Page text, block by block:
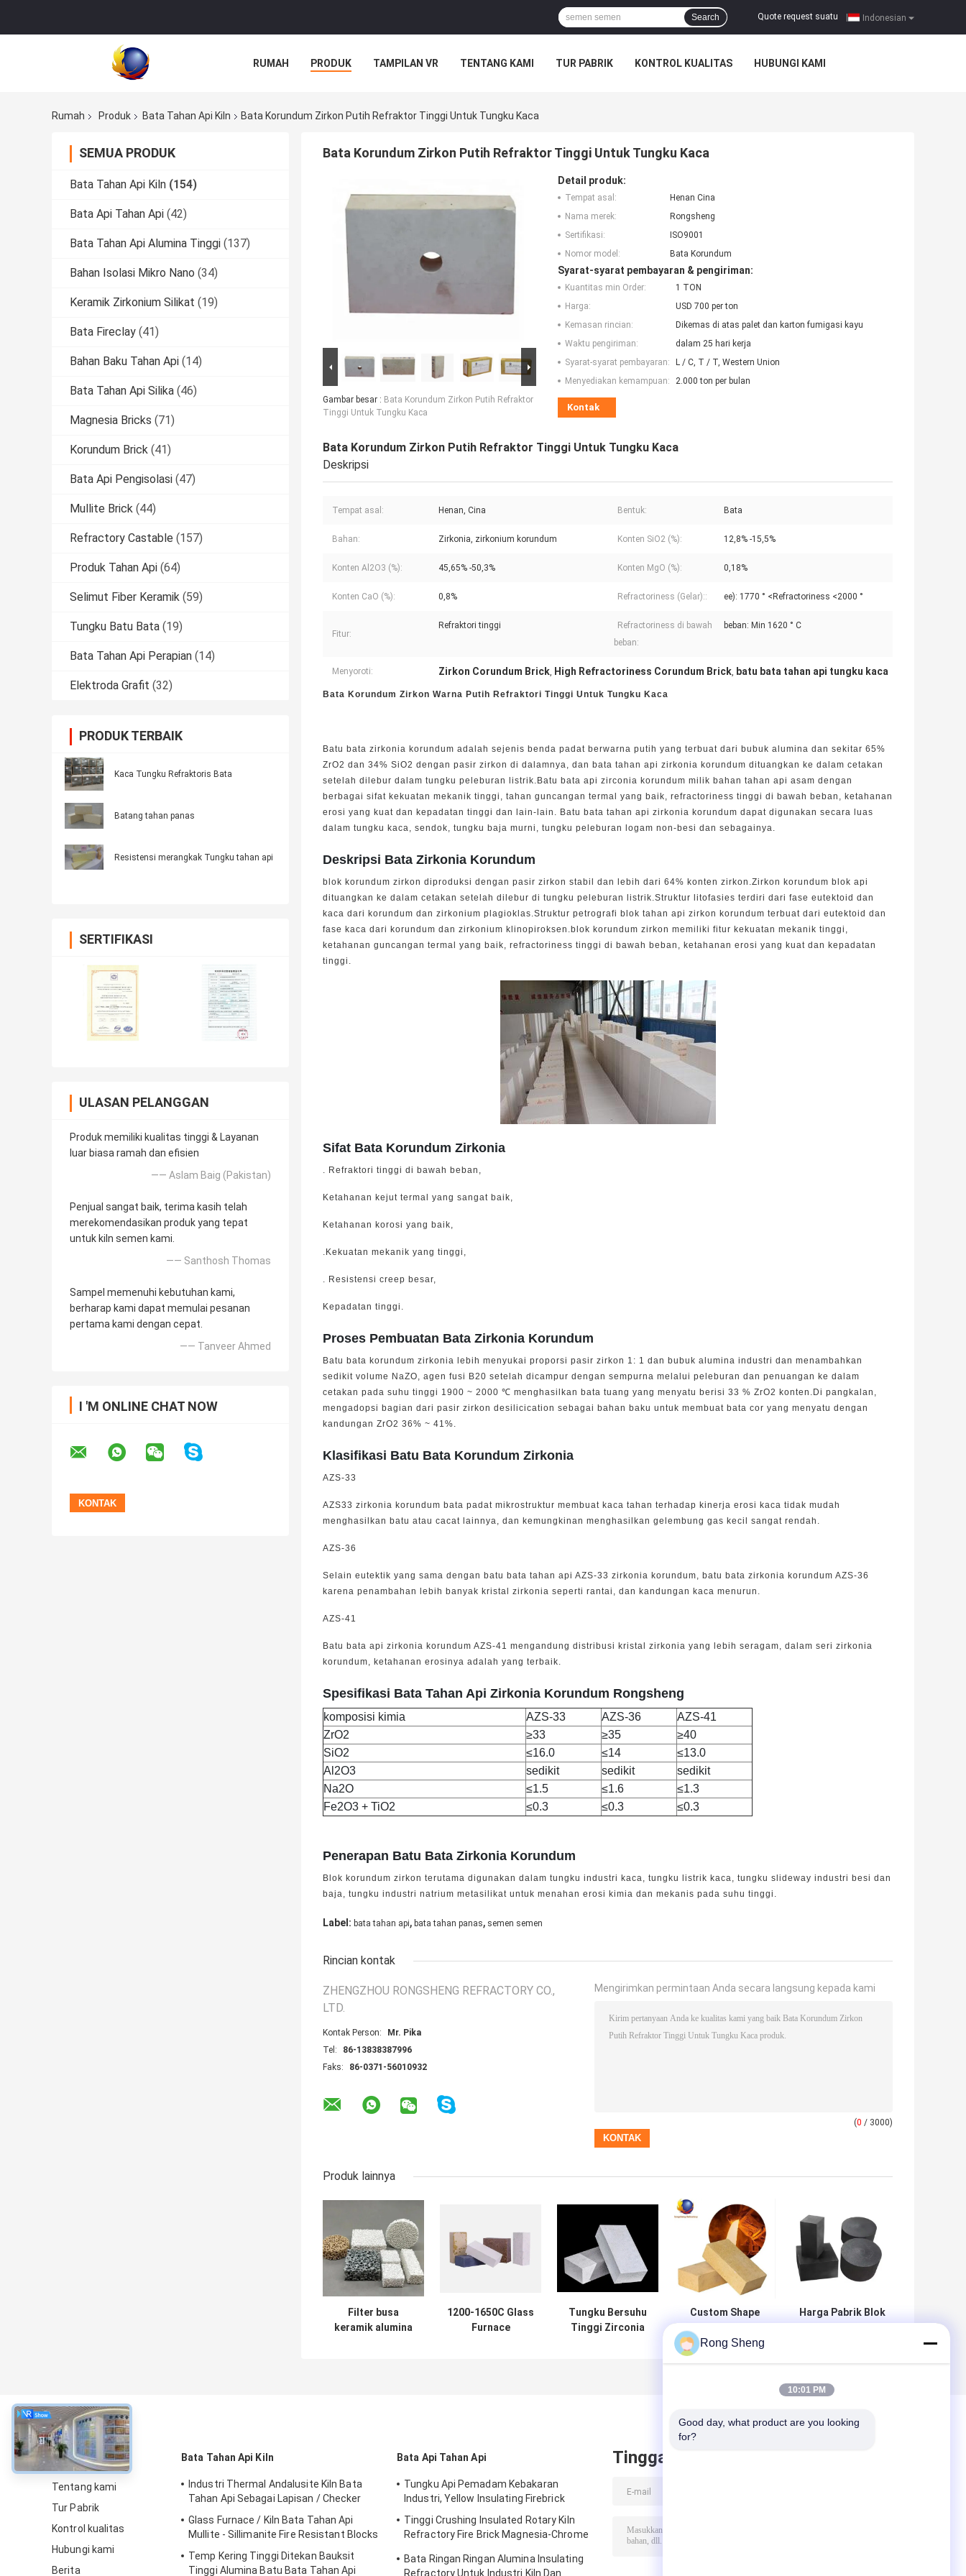
Indonesian
Quote request suatu
Search
RUMAH PRODUK TAMPILAN VR TENTANG KAMI TUR PABRIK KONTROL KUALITAS HUBUNGI KAMI
Rumah Produk Bata Tahan Api Kiln Bata Korundum Zirkon Putih Refraktor Tinggi Untuk Tungku Kaca
SEMUA PRODUK
Bata Tahan Api Kiln (154)
Bata Api Tahan Api (42)
Bata Tahan Api Alumina Tinggi (137)
Bahan Isolasi Mikro Nano (34)
Keramik Zirkonium Silikat (19)
Bata Fireclay (41)
Bahan Baku Tahan Api (14)
Bata Tahan Api Silika (46)
Magnesia Bricks (71)
Korundum Brick (41)
Bata Api Pengisolasi (47)
Mullite Brick (44)
Refractory Castable (157)
Produk Tahan Api (64)
Selimut Fiber Keramik (59)
Tungku Batu Bata (19)
Bata Tahan Api Perapian (14)
Elektroda Grafit (32)
PRODUK TERBAIK
Kaca Tungku Refraktoris Bata
Batang tahan panas
Resistensi merangkak Tungku tahan api
SERTIFIKASI
ULASAN PELANGGAN
Produk memiliki kualitas tinggi & Layanan
luar biasa ramah dan efisien
—— Aslam Baig (Pakistan)
Penjual sangat baik, terima kasih telah
merekomendasikan produk yang tepat
untuk kiln semen kami.
—— Santhosh Thomas
Sampel memenuhi kebutuhan kami,
berharap kami dapat memulai pesanan
pertama kami dengan cepat.
—— Tanveer Ahmed
I 'M ONLINE CHAT NOW
Bata Korundum Zirkon Putih Refraktor Tinggi Untuk Tungku Kaca
Gambar besar : Bata Korundum Zirkon Putih Refraktor
Tinggi Untuk Tungku Kaca
Detail produk:
Tempat asal:
Henan Cina
Nama merek:
Rongsheng
Sertifikasi:
ISO9001
Nomor model:
Bata Korundum
Syarat-syarat pembayaran & pengiriman:
Kuantitas min Order:
1 TON
Harga:
USD 700 per ton
Kemasan rincian:
Dikemas di atas palet dan karton fumigasi kayu
Waktu pengiriman:
dalam 25 hari kerja
Syarat-syarat pembayaran:
L / C, T / T, Western Union
Menyediakan kemampuan:
2.000 ton per bulan
Kontak
Bata Korundum Zirkon Putih Refraktor Tinggi Untuk Tungku Kaca
Deskripsi
Tempat asal: Henan, Cina Bentuk: Bata
Bahan: Zirkonia, zirkonium korundum Konten SiO2 (%): 12,8% -15,5%
Konten Al2O3 (%): 45,65% -50,3% Konten MgO (%): 0,18%
Konten CaO (%): 0,8% Refractoriness (Gelar):: ee): 1770 ° <Refractoriness <2000 °
Fitur:
Refraktori tinggi
Refractoriness di bawah
beban:
beban: Min 1620 ° C
Menyoroti: Zirkon Corundum Brick, High Refractoriness Corundum Brick, batu bata tahan api tungku kaca
Bata Korundum Zirkon Warna Putih Refraktori Tinggi Untuk Tungku Kaca
Batu bata zirkonia korundum adalah sejenis benda padat berwarna putih yang terbuat dari bubuk alumina dan sekitar 65%
ZrO2 dan 34% SiO2 dengan pasir zirkon di dalamnya, dan bata tahan api zirkonia korundum dituangkan ke dalam cetakan
setelah dilebur dalam tungku peleburan listrik.Batu bata api zirconia korundum milik bahan tahan api asam dengan
berbagai sifat kekuatan mekanik tinggi, tahan guncangan termal yang baik, refractoriness tinggi di bawah beban, ketahanan
erosi yang kuat dan kepadatan tinggi dan lain-lain. Batu bata tahan api zirkonia korundum dapat digunakan secara luas
dalam tungku kaca, sendok, tungku baja murni, tungku peleburan logam non-besi dan sebagainya.
Deskripsi Bata Zirkonia Korundum
blok korundum zirkon diproduksi dengan pasir zirkon stabil dan lebih dari 64% konten zirkon.Zirkon korundum blok api
dituangkan ke dalam cetakan setelah dilebur di tungku peleburan listrik.Struktur litofasies terdiri dari fase eutektoid dan
kaca dari korundum dan zirkonium plagioklas.Struktur petrografi blok tahan api zirkon korundum terbuat dari eutektoid dan
fase kaca dari korundum dan zirkonium klinopiroksen.blok korundum zirkon memiliki fitur kekuatan mekanik tinggi,
ketahanan guncangan termal yang baik, refractoriness tinggi di bawah beban, ketahanan erosi yang kuat dan kepadatan
tinggi.
Sifat Bata Korundum Zirkonia
. Refraktori tinggi di bawah beban,
Ketahanan kejut termal yang sangat baik,
Ketahanan korosi yang baik,
.Kekuatan mekanik yang tinggi,
. Resistensi creep besar,
Kepadatan tinggi.
Proses Pembuatan Bata Zirkonia Korundum
Batu bata korundum zirkonia lebih menyukai proporsi pasir zirkon 1: 1 dan bubuk alumina industri dan menambahkan
sedikit volume NaZO, agen fusi B20 setelah dicampur dengan sempurna melalui peleburan dan penuangan ke dalam
cetakan pada suhu tinggi 1900 ~ 2000 ℃ menghasilkan bata tuang yang menyatu berisi 33 % ZrO2 konten.Di pangkalan,
mengadopsi bagian dari pasir zirkon desilicication sebagai bahan baku untuk membuat bata cor yang menyatu dengan
kandungan ZrO2 36% ~ 41%.
Klasifikasi Batu Bata Korundum Zirkonia
AZS-33
AZS33 zirkonia korundum bata padat mikrostruktur membuat kaca tahan terhadap kinerja erosi kaca tidak mudah
menghasilkan batu atau cacat lainnya, dan kemungkinan menghasilkan gelembung gas kecil sangat rendah.
AZS-36
Selain eutektik yang sama dengan batu bata tahan api AZS-33 zirkonia korundum, batu bata zirkonia korundum AZS-36
karena penambahan lebih banyak kristal zirkonia seperti rantai, dan kandungan kaca menurun.
AZS-41
Batu bata api zirkonia korundum AZS-41 mengandung distribusi kristal zirkonia yang lebih seragam, dalam seri zirkonia
korundum, ketahanan erosinya adalah yang terbaik.
Spesifikasi Bata Tahan Api Zirkonia Korundum Rongsheng
komposisi kimia AZS-33 AZS-36
AZS-41
ZrO2
≥33 ≥35
≥40
SiO2
≤16.0 ≤14
≤13.0
Al2O3
sedikit sedikit
sedikit
Na2O
≤1.5 ≤1.6
≤1.3
Fe2O3 + TiO2
≤0.3 ≤0.3 ≤0.3
Penerapan Batu Bata Zirkonia Korundum
Blok korundum zirkon terutama digunakan dalam tungku industri kaca, tungku listrik kaca, tungku slideway industri besi dan
baja, tungku industri natrium metasilikat untuk menahan erosi kimia dan mekanis pada suhu tinggi.
Label: bata tahan api, bata tahan panas, semen semen
Rincian kontak
ZHENGZHOU RONGSHENG REFRACTORY CO.,
LTD.
Kontak Person:
Mr. Pika
Tel:
86-13838387996
Faks:
86-0371-56010932
Mengirimkan permintaan Anda secara langsung kepada kami
(0 / 3000)
Produk lainnya
Filter busa
keramik alumina
1200-1650C Glass
Furnace
Tungku Bersuhu
Tinggi Zirconia
Custom Shape
230x114x65mm
Ukuran Standar
Harga Pabrik Blok
Tinggi
Tentang
Tentang kami
Tur Pabrik
Kontrol kualitas
Hubungi kami
Berita
Bata Tahan Api Kiln
Industri Thermal Andalusite Kiln Bata
Tahan Api Sebagai Lapisan / Checker
Glass Furnace / Kiln Bata Tahan Api
Mullite - Sillimanite Fire Resistant Blocks
Temp Kering Tinggi Ditekan Bauksit
Tinggi Alumina Batu Bata Tahan Api
Bata Api Tahan Api
Tungku Api Pemadam Kebakaran
Industri, Yellow Insulating Firebrick
Tinggi Crushing Insulated Rotary Kiln
Refractory Fire Brick Magnesia-Chrome
Bata Ringan Ringan Alumina Insulating
Refractory Untuk Industri Kiln Dan
Tinggalkan pesan
Rong Sheng
10:01 PM
Good day, what product are you looking
for?